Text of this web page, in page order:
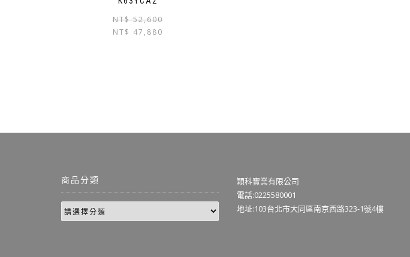
NT$52,600
NT$ 47,880
商品分類
穎科實業有限公司
電話:0225580001
地址:103台北市大同區南京西路323-1號4樓